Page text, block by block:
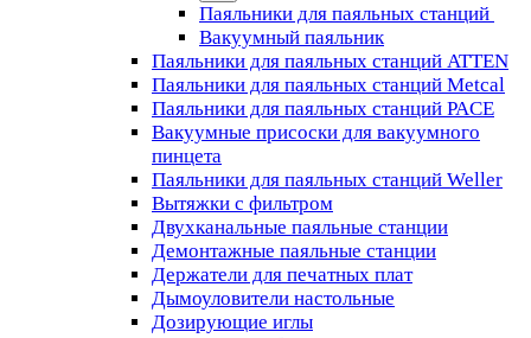
Паяльники для паяльных станций
Вакуумный паяльник
Паяльники для паяльных станций ATTEN
Паяльники для паяльных станций Metcal
Паяльники для паяльных станций PACE
Вакуумные присоски для вакуумного
пинцета
Паяльники для паяльных станций Weller
Вытяжки с фильтром
Двухканальные паяльные станции
Демонтажные паяльные станции
Держатели для печатных плат
Дымоуловители настольные
Дозирующие иглы